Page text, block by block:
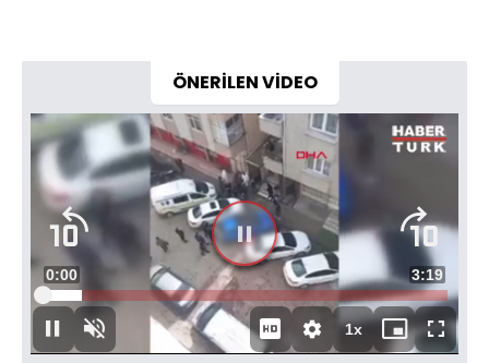
ÖNERİLEN VİDEO
DuraklatSesi
Aç
Süre
0:01 Toplam
Süre
3:19
Yüklendi:
10.01%
1xOynatma
Hızı
Mini
oynatıcı
Tam
Ekran